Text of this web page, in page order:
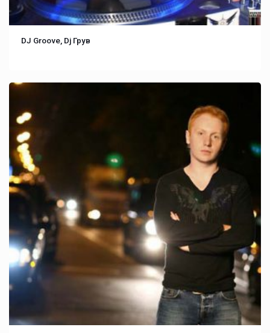
DJ Groove, Dj Грув